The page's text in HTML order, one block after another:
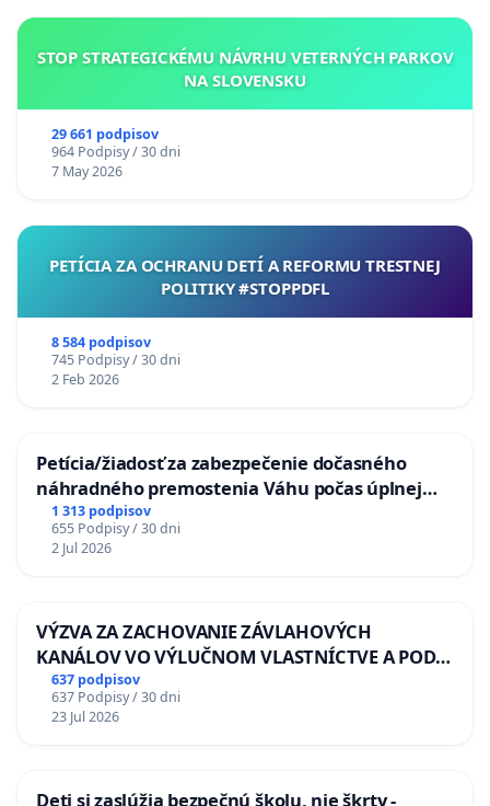
STOP STRATEGICKÉMU NÁVRHU VETERNÝCH PARKOV
NA SLOVENSKU
29 661 podpisov
964 Podpisy / 30 dni
7 May 2026
PETÍCIA ZA OCHRANU DETÍ A REFORMU TRESTNEJ
POLITIKY #STOPPDFL
8 584 podpisov
745 Podpisy / 30 dni
2 Feb 2026
Petícia/žiadosť za zabezpečenie dočasného
náhradného premostenia Váhu počas úplnej
uzávery Vážskeho mosta v Komárne
1 313 podpisov
655 Podpisy / 30 dni
2 Jul 2026
VÝZVA ZA ZACHOVANIE ZÁVLAHOVÝCH
KANÁLOV VO VÝLUČNOM VLASTNÍCTVE A POD
KONTROLOU SLOVENSKEJ REPUBLIKY & žiadosť
na riešenie zanedbaného stavu závlahových a
odvodňovacích kanálov na Slovensku
637 podpisov
637 Podpisy / 30 dni
23 Jul 2026
Deti si zaslúžia bezpečnú školu, nie škrty -